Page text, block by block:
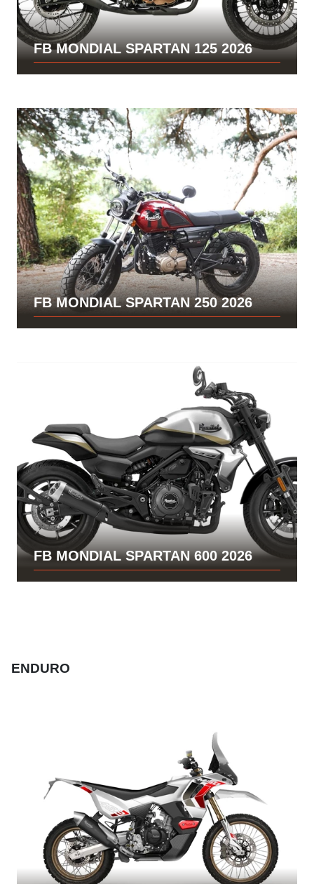
FB MONDIAL SPARTAN 125 2026
FB MONDIAL SPARTAN 250 2026
FB MONDIAL SPARTAN 600 2026
ENDURO